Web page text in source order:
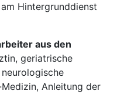
Hintergrunddienst
aus den
geriatrische
Anleitung der